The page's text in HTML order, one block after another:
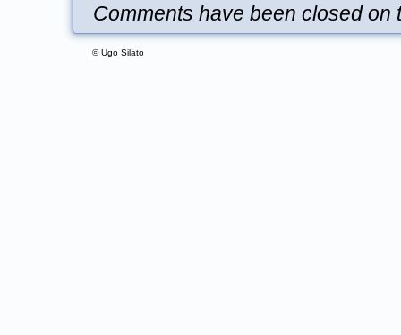
Comments have been closed on
© Ugo Silato